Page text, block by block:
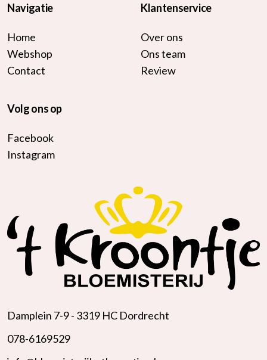
Navigatie
Home
Webshop
Contact
Klantenservice
Over ons
Ons team
Review
Volg ons op
Facebook
Instagram
Damplein 7-9 - 3319 HC Dordrecht
078-6169529